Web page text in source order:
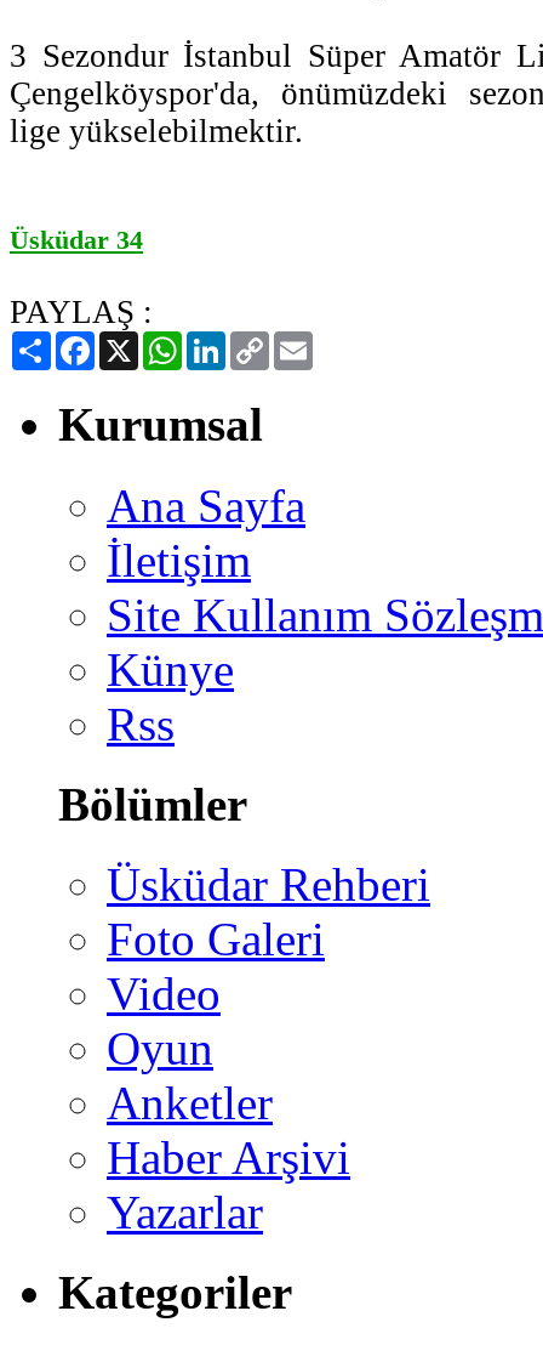
3 Sezondur İstanbul Süper Amatör
Çengelköyspor'da, önümüzdeki
lige yükselebilmektir.
Üsküdar 34
PAYLAŞ :
PaylaşFacebook
X WhatsAppLinkedIn
Copy
Link
Kurumsal
Ana Sayfa
İletişim
Site Kullanım
Künye
Rss
Bölümler
Üsküdar Rehberi
Foto Galeri
Video
Oyun
Anketler
Haber Arşivi
Yazarlar
Kategoriler